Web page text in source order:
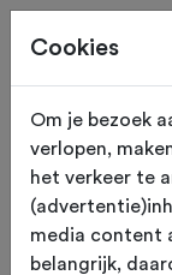
Site staat in
XS
SOIGNEUR
In
Cookies
Om je bezoek
verlopen,
het verkeer te
media content
belangrijk,